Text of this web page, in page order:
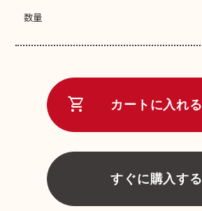
数量
shopping_cart カートに入れる
すぐに購入する